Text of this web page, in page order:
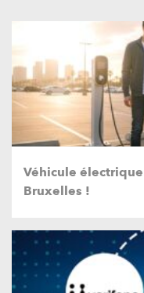
Véhicule
Bruxelles !